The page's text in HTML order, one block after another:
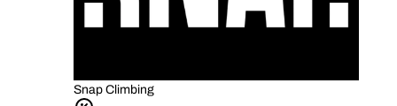
Snap Climbing